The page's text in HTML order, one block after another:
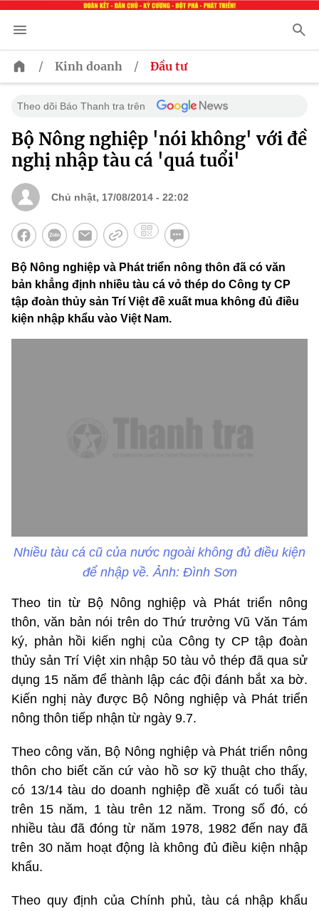
/ Kinh doanh / Đầu tư
Theo dõi Báo Thanh tra trên
Bộ Nông nghiệp 'nói không' với đề
nghị nhập tàu cá 'quá tuổi'
Chủ nhật, 17/08/2014 - 22:02
Bộ Nông nghiệp và Phát triển nông thôn đã có văn
bản khẳng định nhiều tàu cá vỏ thép do Công ty CP
tập đoàn thủy sản Trí Việt đề xuất mua không đủ điều
kiện nhập khẩu vào Việt Nam.
Nhiều tàu cá cũ của nước ngoài không đủ điều kiện
để nhập về. Ảnh: Đình Sơn
Theo tin từ Bộ Nông nghiệp và Phát triển nông
thôn, văn bản nói trên do Thứ trưởng Vũ Văn Tám
ký, phản hồi kiến nghị của Công ty CP tập đoàn
thủy sản Trí Việt xin nhập 50 tàu vỏ thép đã qua sử
dụng 15 năm để thành lập các đội đánh bắt xa bờ.
Kiến nghị này được Bộ Nông nghiệp và Phát triển
nông thôn tiếp nhận từ ngày 9.7.
Theo công văn, Bộ Nông nghiệp và Phát triển nông
thôn cho biết căn cứ vào hồ sơ kỹ thuật cho thấy,
có 13/14 tàu do doanh nghiệp đề xuất có tuổi tàu
trên 15 năm, 1 tàu trên 12 năm. Trong số đó, có
nhiều tàu đã đóng từ năm 1978, 1982 đến nay đã
trên 30 năm hoạt động là không đủ điều kiện nhập
khẩu.
Theo quy định của Chính phủ, tàu cá nhập khẩu